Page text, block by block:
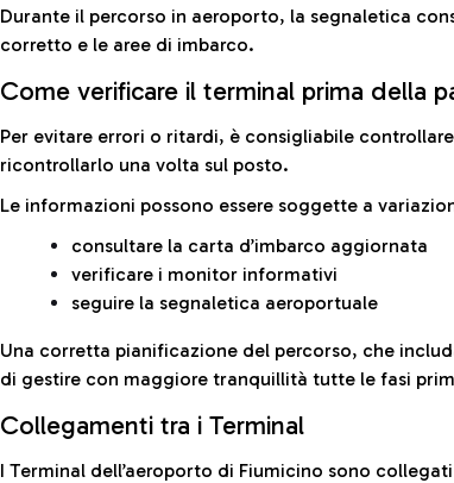
Durante il percorso in aeroporto, la segnaletica
corretto e le aree di imbarco.
Come verificare il terminal prima della
Per evitare errori o ritardi, è consigliabile
ricontrollarlo una volta sul posto.
Le informazioni possono essere soggette a
consultare la carta d’imbarco aggiornata
verificare i monitor informativi
seguire la segnaletica aeroportuale
Una corretta pianificazione del percorso, che
di gestire con maggiore tranquillità tutte le fasi
Collegamenti tra i Terminal
I Terminal dell’aeroporto di Fiumicino sono